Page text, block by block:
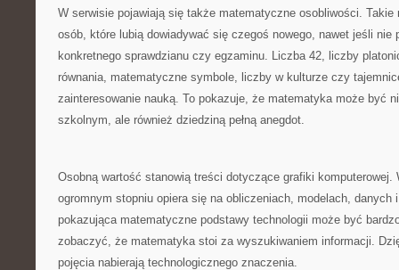
W serwisie pojawiają się także matematyczne osobliwości. Takie
osób, które lubią dowiadywać się czegoś nowego, nawet jeśli nie
konkretnego sprawdzianu czy egzaminu. Liczba 42, liczby
równania, matematyczne symbole, liczby w kulturze czy
zainteresowanie nauką. To pokazuje, że matematyka może być
szkolnym, ale również dziedziną pełną anegdot.
Osobną wartość stanowią treści dotyczące grafiki komputerowej.
ogromnym stopniu opiera się na obliczeniach, modelach, danych
pokazująca matematyczne podstawy technologii może być
zobaczyć, że matematyka stoi za wyszukiwaniem informacji.
pojęcia nabierają technologicznego znaczenia.